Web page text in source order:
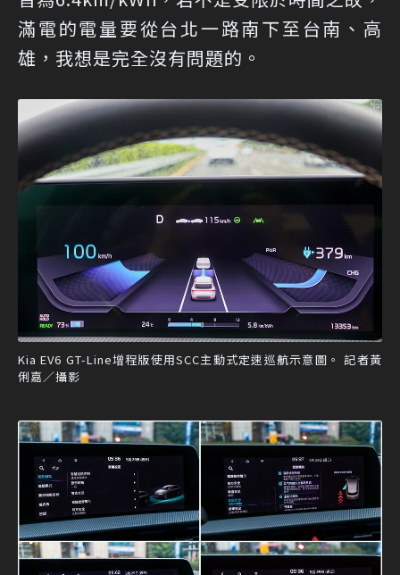
滿電的電量要從台北一路南下至台南、高
雄，我想是完全沒有問題的。
Kia EV6 GT-Line增程版使用SCC主動式定速巡航示意圖。 記者黃
俐嘉／攝影